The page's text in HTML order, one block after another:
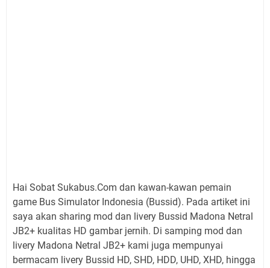
Hai Sobat Sukabus.Com dan kawan-kawan pemain
game Bus Simulator Indonesia (Bussid). Pada artiket ini
saya akan sharing mod dan livery Bussid Madona Netral
JB2+ kualitas HD gambar jernih. Di samping mod dan
livery Madona Netral JB2+ kami juga mempunyai
bermacam livery Bussid HD, SHD, HDD, UHD, XHD, hingga